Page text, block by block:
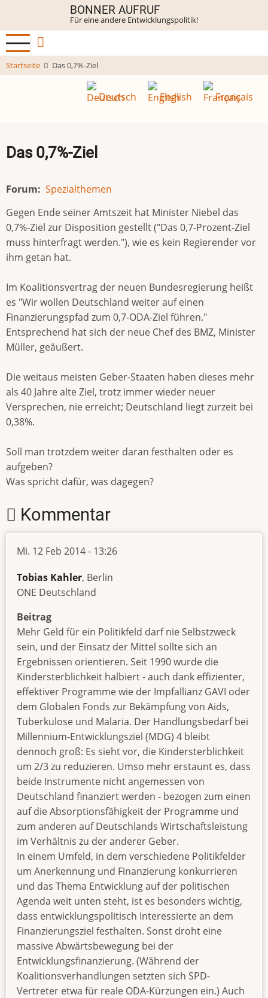
Inhalt
BONNER AUFRUF
Für eine andere Entwicklungspolitik!
Startseite Das 0,7%-Ziel
Deutsch English Français
Das 0,7%-Ziel
Forum
Spezialthemen
Gegen Ende seiner Amtszeit hat Minister Niebel das
0,7%-Ziel zur Disposition gestellt ("Das 0,7-Prozent-Ziel
muss hinterfragt werden."), wie es kein Regierender vor
ihm getan hat.
Im Koalitionsvertrag der neuen Bundesregierung heißt
es "Wir wollen Deutschland weiter auf einen
Finanzierungspfad zum 0,7-ODA-Ziel führen."
Entsprechend hat sich der neue Chef des BMZ, Minister
Müller, geäußert.
Die weitaus meisten Geber-Staaten haben dieses mehr
als 40 Jahre alte Ziel, trotz immer wieder neuer
Versprechen, nie erreicht; Deutschland liegt zurzeit bei
0,38%.
Soll man trotzdem weiter daran festhalten oder es
aufgeben?
Was spricht dafür, was dagegen?
Kommentar
Mi. 12 Feb 2014 - 13:26
Tobias Kahler, Berlin
ONE Deutschland
Beitrag
Mehr Geld für ein Politikfeld darf nie Selbstzweck
sein, und der Einsatz der Mittel sollte sich an
Ergebnissen orientieren. Seit 1990 wurde die
Kindersterblichkeit halbiert - auch dank effizienter,
effektiver Programme wie der Impfallianz GAVI oder
dem Globalen Fonds zur Bekämpfung von Aids,
Tuberkulose und Malaria. Der Handlungsbedarf bei
Millennium-Entwicklungsziel (MDG) 4 bleibt
dennoch groß: Es sieht vor, die Kindersterblichkeit
um 2/3 zu reduzieren. Umso mehr erstaunt es, dass
beide Instrumente nicht angemessen von
Deutschland finanziert werden - bezogen zum einen
auf die Absorptionsfähigkeit der Programme und
zum anderen auf Deutschlands Wirtschaftsleistung
im Verhältnis zu der anderer Geber.
In einem Umfeld, in dem verschiedene Politikfelder
um Anerkennung und Finanzierung konkurrieren
und das Thema Entwicklung auf der politischen
Agenda weit unten steht, ist es besonders wichtig,
dass entwicklungspolitisch Interessierte an dem
Finanzierungsziel festhalten. Sonst droht eine
massive Abwärtsbewegung bei der
Entwicklungsfinanzierung. (Während der
Koalitionsverhandlungen setzten sich SPD-
Vertreter etwa für reale ODA-Kürzungen ein.) Auch